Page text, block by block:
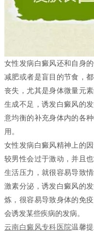
女性发病白癜风还和自身
减肥或者是盲目的节食，
丧失，尤其是身体微量元
生成不足，诱发白癜风的
意均衡的补充身体内的各
用。
女性发病白癜风精神上的
较男性会过于激动，并且
生活压力，就很容易导致
激素分泌，诱发白癜风的
炼，很容易导致身体的免
会诱发某些疾病的发病。
云南白癜风专科医院温馨